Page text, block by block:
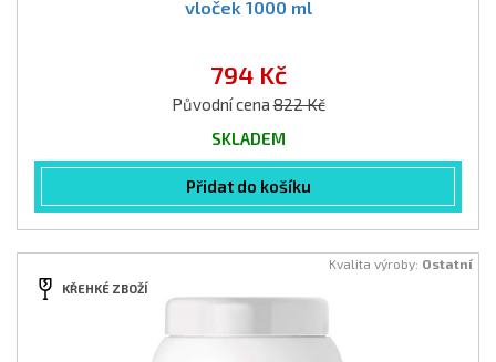
vloček 1000 ml
794 Kč
Původní cena822 Kč
SKLADEM
Přidat do košíku
Kvalita výroby: Ostatní
KŘEHKÉ ZBOŽÍ